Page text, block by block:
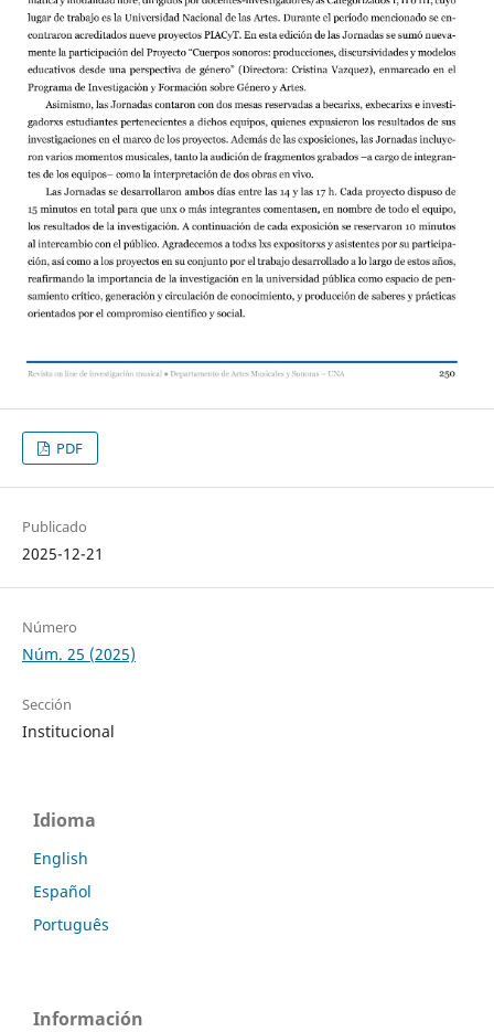
PDF
Publicado
2025-12-21
Número
Núm. 25 (2025)
Sección
Institucional
Idioma
English
Español
Português
Información